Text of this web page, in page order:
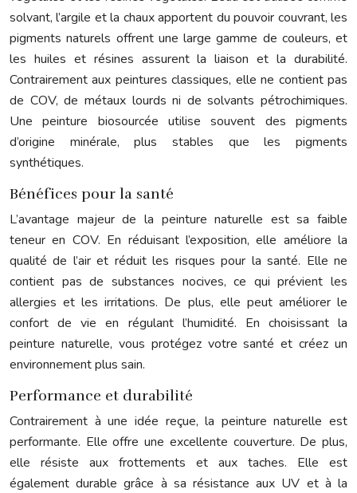
solvant, l’argile et la chaux apportent du pouvoir couvrant, les
pigments naturels offrent une large gamme de couleurs, et
les huiles et résines assurent la liaison et la durabilité.
Contrairement aux peintures classiques, elle ne contient pas
de COV, de métaux lourds ni de solvants pétrochimiques.
Une peinture biosourcée utilise souvent des pigments
d’origine minérale, plus stables que les pigments
synthétiques.
Bénéfices pour la santé
L’avantage majeur de la peinture naturelle est sa faible
teneur en COV. En réduisant l’exposition, elle améliore la
qualité de l’air et réduit les risques pour la santé. Elle ne
contient pas de substances nocives, ce qui prévient les
allergies et les irritations. De plus, elle peut améliorer le
confort de vie en régulant l’humidité. En choisissant la
peinture naturelle, vous protégez votre santé et créez un
environnement plus sain.
Performance et durabilité
Contrairement à une idée reçue, la peinture naturelle est
performante. Elle offre une excellente couverture. De plus,
elle résiste aux frottements et aux taches. Elle est
également durable grâce à sa résistance aux UV et à la